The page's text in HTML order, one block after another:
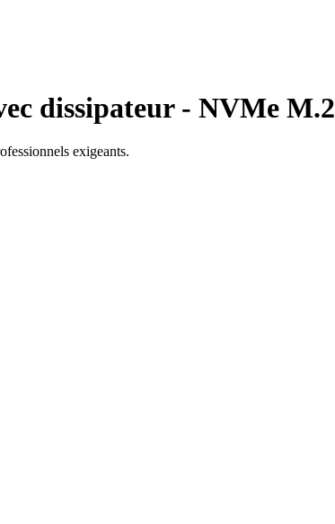
dissipateur - NVMe M.2
exigeants.